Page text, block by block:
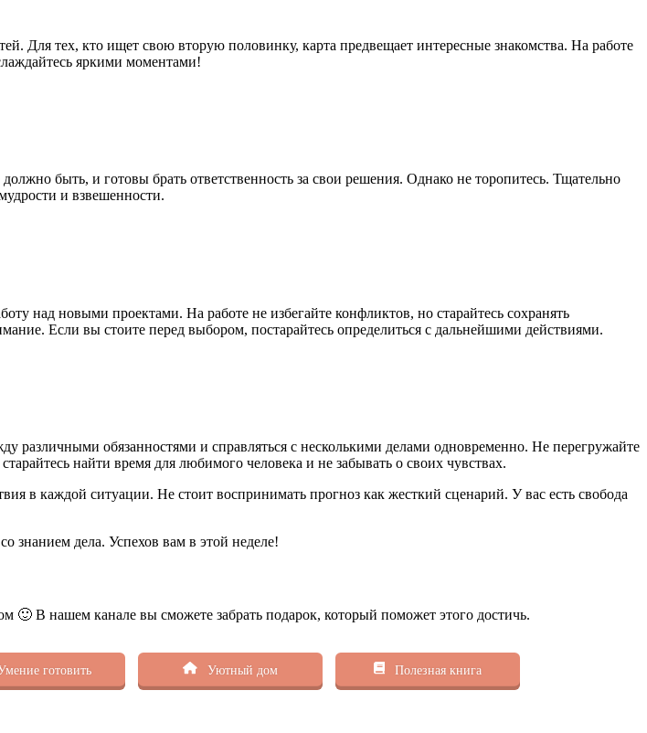
Для тех, кто ищет свою вторую половинку, карта предвещает интересные знакомства. На работе
яркими моментами!
быть, и готовы брать ответственность за свои решения. Однако не торопитесь. Тщательно
и взвешенности.
над новыми проектами. На работе не избегайте конфликтов, но старайтесь сохранять
Если вы стоите перед выбором, постарайтесь определиться с дальнейшими действиями.
различными обязанностями и справляться с несколькими делами одновременно. Не перегружайте
найти время для любимого человека и не забывать о своих чувствах.
в каждой ситуации. Не стоит воспринимать прогноз как жесткий сценарий. У вас есть свобода
знанием дела. Успехов вам в этой неделе!
🙂 В нашем канале вы сможете забрать подарок, который поможет этого достичь.
готовить Уютный дом Полезная книга